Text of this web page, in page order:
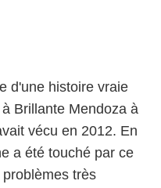
d'une histoire vraie
Brillante Mendoza à
vécu en 2012. En
a été touché par ce
très